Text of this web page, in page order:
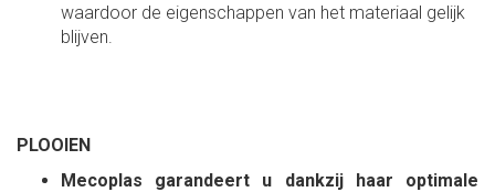
waardoor de eigenschappen van het materiaal gelijk
blijven.
PLOOIEN
Mecoplas garandeert u dankzij haar optimale